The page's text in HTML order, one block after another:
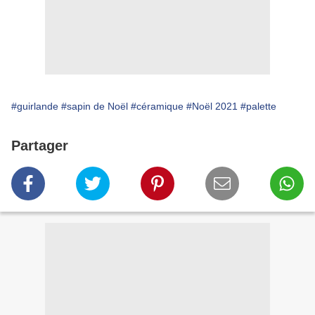
#guirlande #sapin de Noël #céramique #Noël 2021 #palette
Partager